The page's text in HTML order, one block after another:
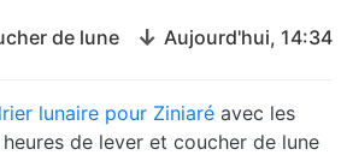
de lune ↓ Aujourd'hui, 14:34
lunaire pour Ziniaré avec les
de lever et coucher de lune